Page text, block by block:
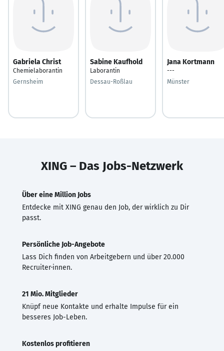
Gabriela Christ
Chemielaborantin
Gernsheim
Sabine Kaufhold
Laborantin
Dessau-Roßlau
Jana Kortmann
---
Münster
XING – Das Jobs-Netzwerk
Über eine Million Jobs
Entdecke mit XING genau den Job, der wirklich zu Dir
passt.
Persönliche Job-Angebote
Lass Dich finden von Arbeitgebern und über 20.000
Recruiter·innen.
21 Mio. Mitglieder
Knüpf neue Kontakte und erhalte Impulse für ein
besseres Job-Leben.
Kostenlos profitieren